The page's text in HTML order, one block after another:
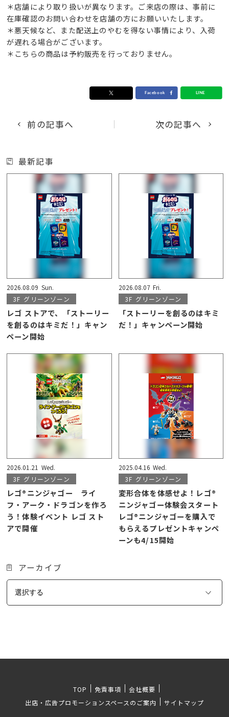
＊店舗により取り扱いが異なります。ご来店の際は、事前に
在庫確認のお問い合わせを店舗の方にお願いいたします。
＊悪天候など、また配送上のやむを得ない事情により、入荷
が遅れる場合がございます。
＊こちらの商品は予約販売を行っておりません。
前の記事へ 次の記事へ
最新記事
2026.08.09 Sun.
3F グリーンゾーン
レゴ ストアで、「ストーリー
を創るのはキミだ！」キャン
ペーン開始
2026.08.07 Fri.
3F グリーンゾーン
「ストーリーを創るのはキミ
だ！」キャンペーン開始
2026.01.21 Wed.
3F グリーンゾーン
レゴ®ニンジャゴー ライ
フ・アーク・ドラゴンを作ろ
う！体験イベント レゴ スト
アで開催
2025.04.16 Wed.
3F グリーンゾーン
変形合体を体感せよ！レゴ®
ニンジャゴー体験会スタート
レゴ®ニンジャゴーを購入で
もらえるプレゼントキャンペ
ーンも4/15開始
アーカイブ
TOP 免責事項
会社概要
出店・広告プロモーションスペースのご案内
サイトマップ